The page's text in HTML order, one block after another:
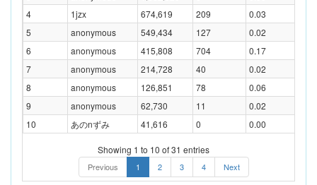
4
1jzx 674,619 209
0.03
5
anonymous 549,434 127
0.02
6
anonymous 415,808 704
0.17
7
anonymous 214,728 40
0.02
8
anonymous 126,851 78
0.06
9
anonymous 62,730 11
0.02
10
あのnずみ 41,616 0 0.00
Showing 1 to 10 of 31 entries
Previous 1 2 3 4 Next